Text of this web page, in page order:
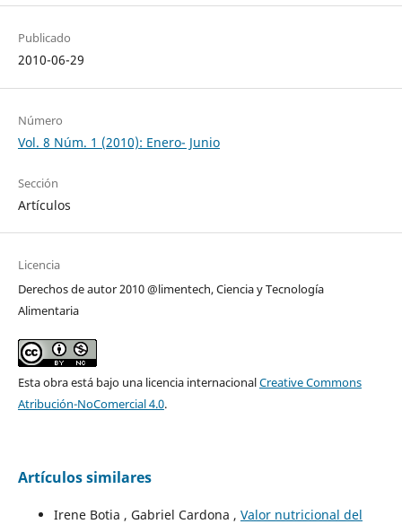
Publicado
2010-06-29
Número
Vol. 8 Núm. 1 (2010): Enero- Junio
Sección
Artículos
Licencia
Derechos de autor 2010 @limentech, Ciencia y Tecnología
Alimentaria
Esta obra está bajo una licencia internacionalCreative Commons
Atribución-NoComercial 4.0.
Artículos similares
Irene Botia , Gabriel Cardona , Valor nutricional del